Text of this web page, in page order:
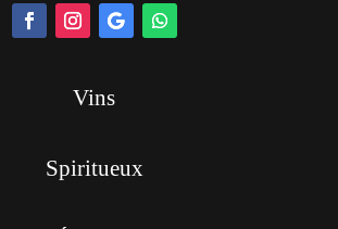
Vins
Spiritueux